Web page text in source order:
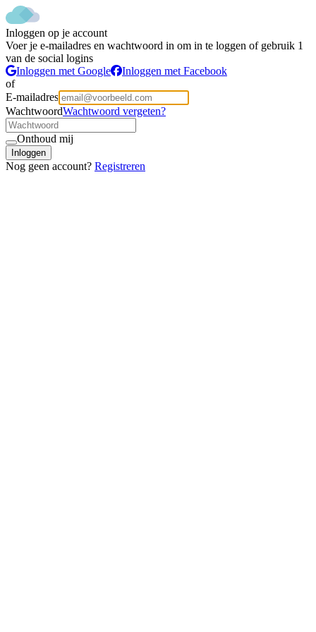
Inloggen op je account
Voer je e-mailadres en wachtwoord in om in te loggen of gebruik 1
van de social logins
Inloggen met Google
Inloggen met Facebook
of
E-mailadres
WachtwoordWachtwoord vergeten?
Onthoud mij
Inloggen
Nog geen account? Registreren